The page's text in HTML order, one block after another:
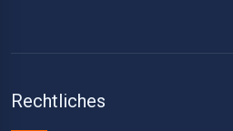
Rechtliches